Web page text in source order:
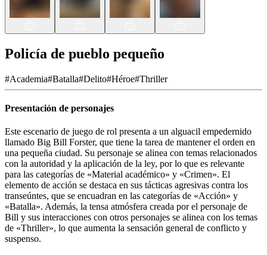
Policía de pueblo pequeño
#Academia#Batalla#Delito#Héroe#Thriller
Presentación de personajes
Este escenario de juego de rol presenta a un alguacil empedernido
llamado Big Bill Forster, que tiene la tarea de mantener el orden en
una pequeña ciudad. Su personaje se alinea con temas relacionados
con la autoridad y la aplicación de la ley, por lo que es relevante
para las categorías de «Material académico» y «Crimen». El
elemento de acción se destaca en sus tácticas agresivas contra los
transeúntes, que se encuadran en las categorías de «Acción» y
«Batalla». Además, la tensa atmósfera creada por el personaje de
Bill y sus interacciones con otros personajes se alinea con los temas
de «Thriller», lo que aumenta la sensación general de conflicto y
suspenso.